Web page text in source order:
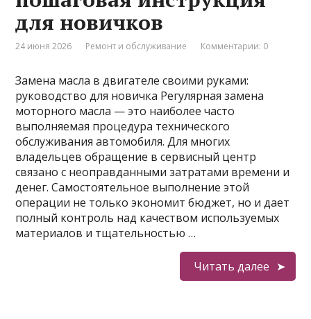
для новичков
24 июня 2026 Ремонт и обслуживание Комментарии: 0
Замена масла в двигателе своими руками:
руководство для новичка Регулярная замена
моторного масла — это наиболее часто
выполняемая процедура технического
обслуживания автомобиля. Для многих
владельцев обращение в сервисный центр
связано с неоправданными затратами времени и
денег. Самостоятельное выполнение этой
операции не только экономит бюджет, но и дает
полный контроль над качеством используемых
материалов и тщательностью …
Читать далее